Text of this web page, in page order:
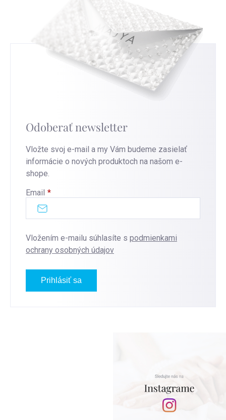
Odoberať newsletter
Vložte svoj e-mail a my Vám budeme zasielať
informácie o nových produktoch na našom e-
shope.
Email
Vložením e-mailu súhlasíte s podmienkami
ochrany osobných údajov
Prihlásiť sa